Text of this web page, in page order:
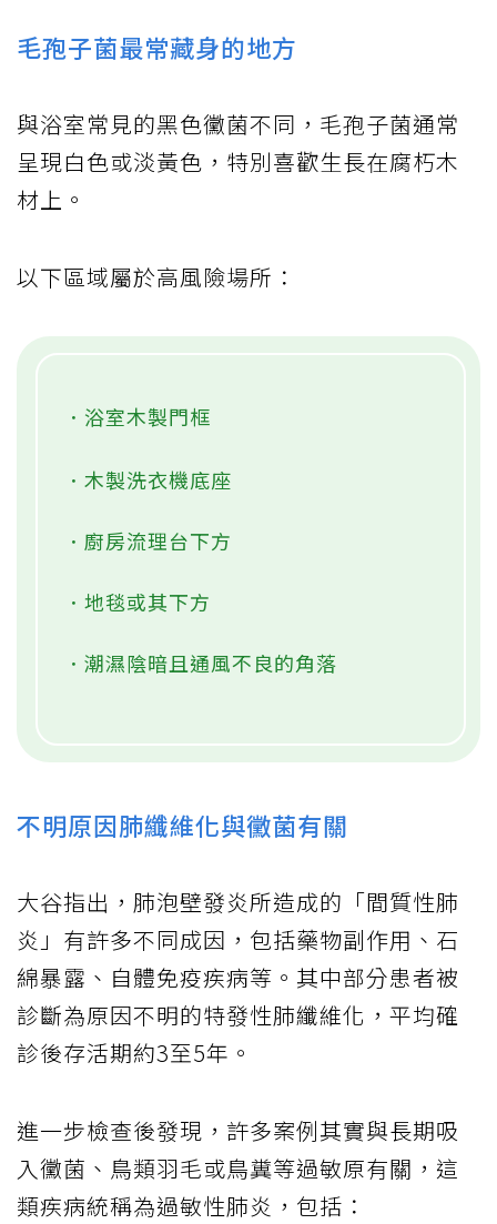
毛孢子菌最常藏身的地方
與浴室常見的黑色黴菌不同，毛孢子菌通常
呈現白色或淡黃色，特別喜歡生長在腐朽木
材上。
以下區域屬於高風險場所：
．浴室木製門框
．木製洗衣機底座
．廚房流理台下方
．地毯或其下方
．潮濕陰暗且通風不良的角落
不明原因肺纖維化與黴菌有關
大谷指出，肺泡壁發炎所造成的「間質性肺
炎」有許多不同成因，包括藥物副作用、石
綿暴露、自體免疫疾病等。其中部分患者被
診斷為原因不明的特發性肺纖維化，平均確
診後存活期約3至5年。
進一步檢查後發現，許多案例其實與長期吸
入黴菌、鳥類羽毛或鳥糞等過敏原有關，這
類疾病統稱為過敏性肺炎，包括：